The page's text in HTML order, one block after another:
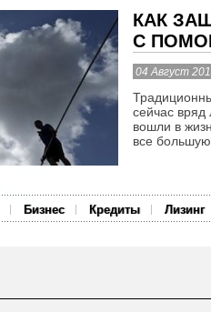
КАК
С
04 Август
сейчас вряд
вошли в
все
Бизнес Кредиты Лизинг